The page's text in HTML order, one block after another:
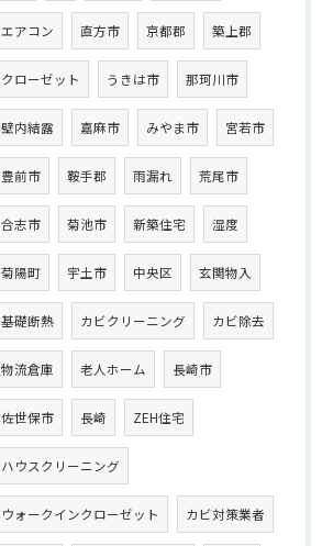
エアコン 直方市 京都郡 築上郡
クローゼット うきは市 那珂川市
壁内結露 嘉麻市 みやま市 宮若市
豊前市 鞍手郡 雨漏れ 荒尾市
合志市 菊池市 新築住宅 湿度
菊陽町 宇土市 中央区 玄関物入
基礎断熱 カビクリーニング カビ除去
物流倉庫 老人ホーム 長崎市
佐世保市 長崎 ZEH住宅
ハウスクリーニング
ウォークインクローゼット カビ対策業者